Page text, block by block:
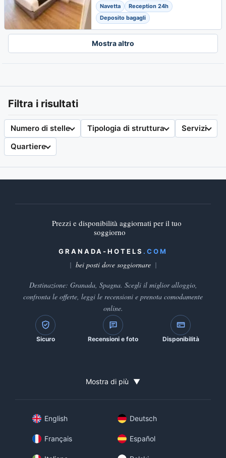
Navetta
Reception 24h
Deposito bagagli
Mostra altro
Filtra i risultati
Numero di stelle Tipologia di struttura
Servizi
Quartiere
Prezzi e disponibilità aggiornati per il tuo
soggiorno
GRANADA-HOTELS .COM
bei posti dove soggiornare
Destinazione: Granada, Spagna. Scegli il miglior alloggio,
confronta le offerte, leggi le recensioni e prenota comodamente
online.
Sicuro Recensioni e foto Disponibilità
Mostra di più ▼
English Deutsch
Français Español